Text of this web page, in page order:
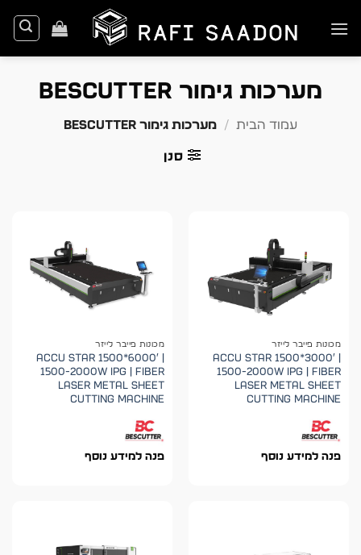
to
מערכות גימור BESCUTTER
עמוד הבית / מערכות גימור BESCUTTER
סנן
מכונות פייבר לייזר
ACCU STAR 1500*3000′ |
1500-2000W IPG | Fiber
Laser Metal Sheet
Cutting Machine
פנה למידע נוסף
מכונות פייבר לייזר
ACCU STAR 1500*6000′ |
1500-2000W IPG | Fiber
Laser Metal Sheet
Cutting Machine
פנה למידע נוסף